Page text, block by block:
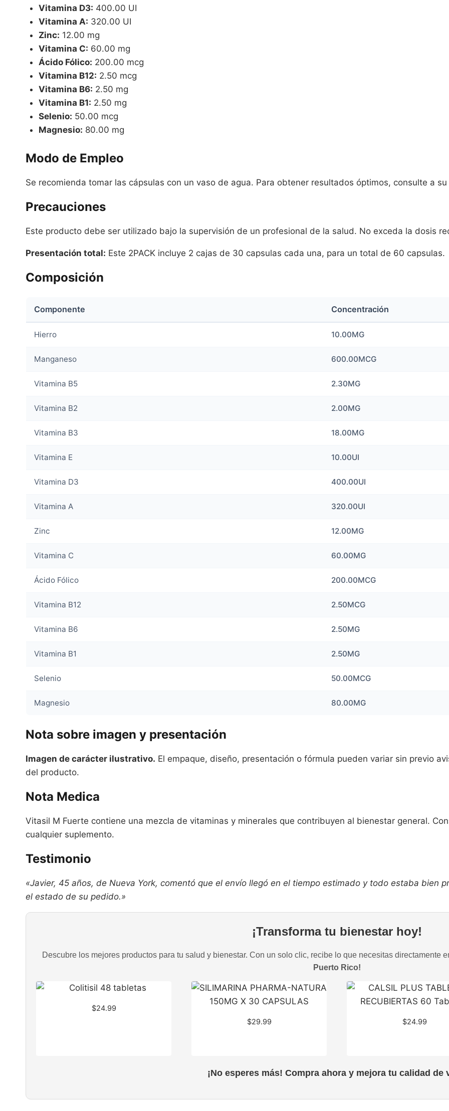
Vitamina D3: 400.00 UI
Vitamina A: 320.00 UI
Zinc: 12.00 mg
Vitamina C: 60.00 mg
Ácido Fólico: 200.00 mcg
Vitamina B12: 2.50 mcg
Vitamina B6: 2.50 mg
Vitamina B1: 2.50 mg
Selenio: 50.00 mcg
Magnesio: 80.00 mg
Modo de Empleo
Se recomienda tomar las cápsulas con un vaso de agua. Para obtener resultados óptimos, consulte a
Precauciones
Este producto debe ser utilizado bajo la supervisión de un profesional de la salud. No exceda la dosis
Presentación total: Este 2PACK incluye 2 cajas de 30 capsulas cada una, para un total de 60 capsulas.
Composición
Componente Concentración
Hierro 10.00MG
Manganeso 600.00MCG
Vitamina B5 2.30MG
Vitamina B2 2.00MG
Vitamina B3 18.00MG
Vitamina E 10.00UI
Vitamina D3 400.00UI
Vitamina A 320.00UI
Zinc 12.00MG
Vitamina C 60.00MG
Ácido Fólico 200.00MCG
Vitamina B12 2.50MCG
Vitamina B6 2.50MG
Vitamina B1 2.50MG
Selenio 50.00MCG
Magnesio 80.00MG
Nota sobre imagen y presentación
Imagen de carácter ilustrativo. El empaque, diseño, presentación o fórmula pueden variar sin previo
del producto.
Nota Medica
Vitasil M Fuerte contiene una mezcla de vitaminas y minerales que contribuyen al bienestar general.
cualquier suplemento.
Testimonio
«Javier, 45 años, de Nueva York, comentó que el envío llegó en el tiempo estimado y todo estaba bien
el estado de su pedido.»
¡Transforma tu bienestar hoy!
Descubre los mejores productos para tu salud y bienestar. Con un solo clic, recibe lo que necesitas directamente
Puerto Rico!
$24.99
$29.99 $24.99
¡No esperes más! Compra ahora y mejora tu calidad de